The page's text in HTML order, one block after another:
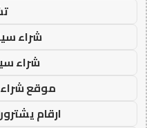
شراء
شراء
موقع
ارقام